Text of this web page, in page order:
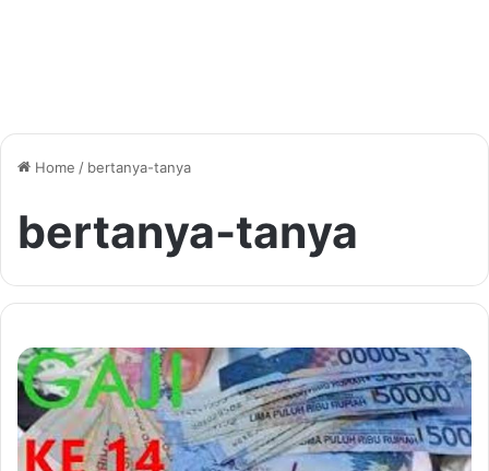
Home / bertanya-tanya
bertanya-tanya